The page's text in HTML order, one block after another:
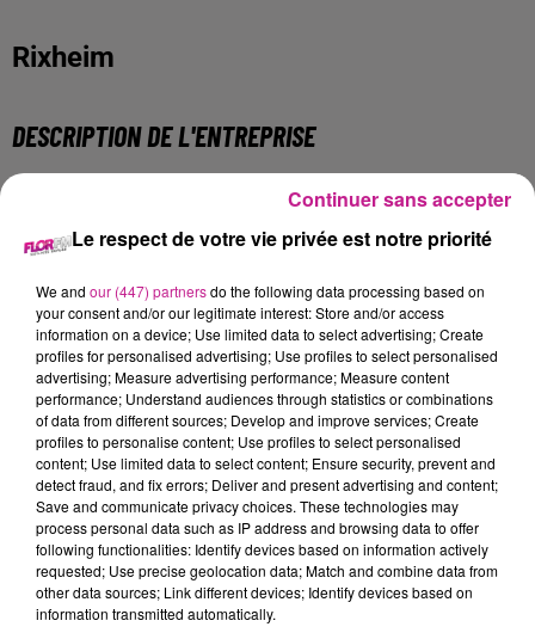
Rixheim
DESCRIPTION DE L'ENTREPRISE
Sofitex Mulhouse - Recrute !
Fort d'une expérience de plus de 35 ans dans les Ressources
Humaines, Sofitex est un réseau international de Travail
dynamique et son succès sur le professionnalisme de ses
équipes, sa forte réactivité et sa proximité.
DESCRIPTION DE L'OFFRE
Nous recrutons pour l'un de nos clients, spécialisé dans le
domaine de la logistique sur le secteur de Rixheim, un
Cariste 1B, 3 et 5 H/F.
Le démarrage peut se faire dès que possible.
Vos missions seront les suivantes :
Chargement / déchargement de containers (manuel et avec
chariots)
Le respect de votre vie privée est notre priorité
We and our (447) partnersdo the following data processing based on
your consent and/or our legitimate interest: Store and/or access
information on a device; Use limited data to select advertising; Create
profiles for personalised advertising; Use profiles to select personalised
advertising; Measure advertising performance; Measure content
performance; Understand audiences through statistics or combinations
of data from different sources; Develop and improve services; Create
profiles to personalise content; Use profiles to select personalised
content; Use limited data to select content; Ensure security, prevent and
detect fraud, and fix errors; Deliver and present advertising and content;
Save and communicate privacy choices. These technologies may
process personal data such as IP address and browsing data to offer
following functionalities: Identify devices based on information actively
requested; Use precise geolocation data; Match and combine data from
other data sources; Link different devices; Identify devices based on
information transmitted automatically.
Continuer sans accepter